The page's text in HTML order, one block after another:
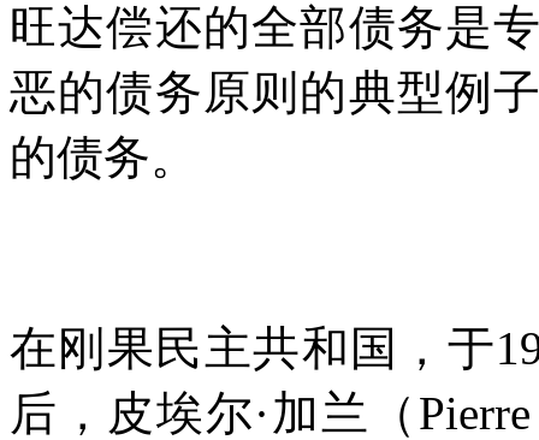
旺达偿还的全部债务是
恶的债务原则的典型例
的债务。
在刚果民主共和国，于
后，皮埃尔·加兰（